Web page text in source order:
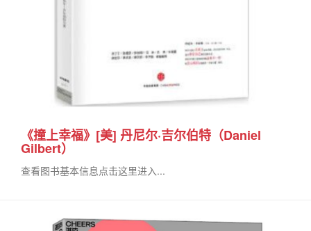
《撞上幸福》[美] 丹尼尔·吉尔伯特（Daniel
Gilbert）
查看图书基本信息点击这里进入...